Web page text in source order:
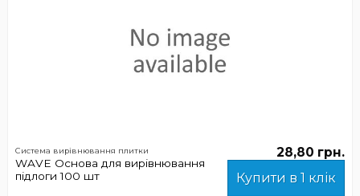
Система вирівнювання плитки
WAVE Основа для вирівнювання
підлоги 100 шт
28,80 грн.
Купити в 1 клік